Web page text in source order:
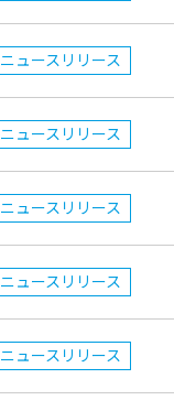
ニュースリリース
ニュースリリース
ニュースリリース
ニュースリリース
ニュースリリース